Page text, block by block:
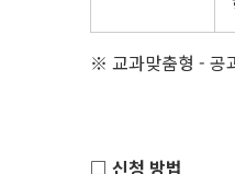
※ 교과맞춤형 - 공
□ 신청 방법